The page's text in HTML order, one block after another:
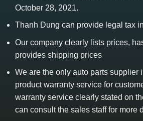
October 28, 2021.
Thanh Dung can provide legal tax
Our company clearly lists prices,
provides shipping prices
We are the only auto parts supplier
product warranty service for
warranty service clearly stated on
can consult the sales staff for more